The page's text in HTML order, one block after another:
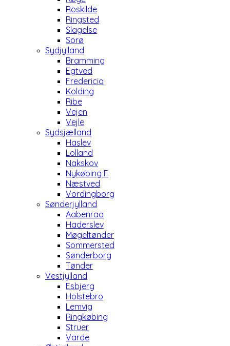
Roskilde
Ringsted
Slagelse
Sorø
Sydjylland
Bramming
Egtved
Fredericia
Kolding
Ribe
Vejen
Vejle
Sydsjælland
Haslev
Lolland
Nakskov
Nykøbing F
Næstved
Vordingborg
Sønderjylland
Aabenraa
Haderslev
Møgeltønder
Sommersted
Sønderborg
Tønder
Vestjylland
Esbjerg
Holstebro
Lemvig
Ringkøbing
Struer
Varde